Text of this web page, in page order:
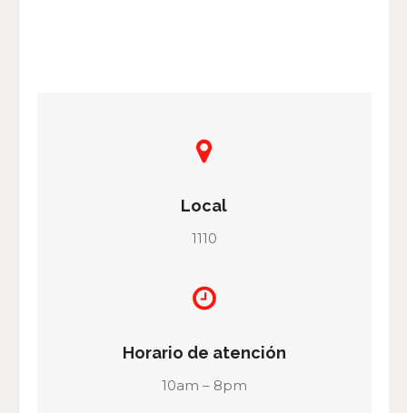
Local
1110
Horario de atención
10am – 8pm